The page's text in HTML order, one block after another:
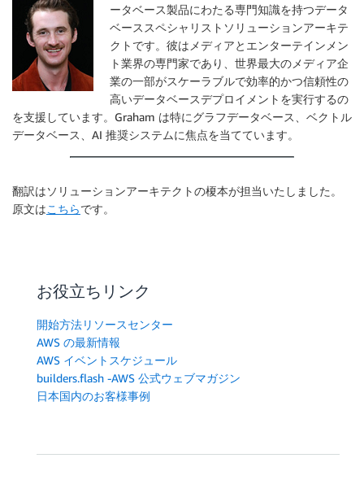
ータベース製品にわたる専門知識を持つデータ
ベーススペシャリストソリューションアーキテ
クトです。彼はメディアとエンターテインメン
ト業界の専門家であり、世界最大のメディア企
業の一部がスケーラブルで効率的かつ信頼性の
高いデータベースデプロイメントを実行するの
を支援しています。Graham は特にグラフデータベース、ベクトル
データベース、AI 推奨システムに焦点を当てています。
翻訳はソリューションアーキテクトの榎本が担当いたしました。
原文はこちらです。
お役立ちリンク
開始方法リソースセンター
AWS の最新情報
AWS イベントスケジュール
builders.flash -AWS 公式ウェブマガジン
日本国内のお客様事例